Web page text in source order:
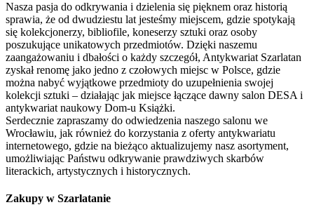
Nasza pasja do odkrywania i dzielenia się pięknem oraz historią
sprawia, że od dwudziestu lat jesteśmy miejscem, gdzie spotykają
się kolekcjonerzy, bibliofile, koneserzy sztuki oraz osoby
poszukujące unikatowych przedmiotów. Dzięki naszemu
zaangażowaniu i dbałości o każdy szczegół, Antykwariat Szarlatan
zyskał renomę jako jedno z czołowych miejsc w Polsce, gdzie
można nabyć wyjątkowe przedmioty do uzupełnienia swojej
kolekcji sztuki – działając jak miejsce łączące dawny salon DESA i
antykwariat naukowy Dom-u Książki.
Serdecznie zapraszamy do odwiedzenia naszego salonu we
Wrocławiu, jak również do korzystania z oferty antykwariatu
internetowego, gdzie na bieżąco aktualizujemy nasz asortyment,
umożliwiając Państwu odkrywanie prawdziwych skarbów
literackich, artystycznych i historycznych.
Zakupy w Szarlatanie